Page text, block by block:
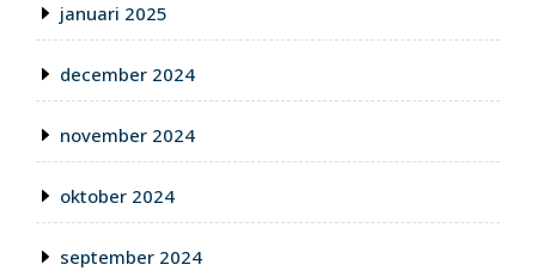
januari 2025
december 2024
november 2024
oktober 2024
september 2024